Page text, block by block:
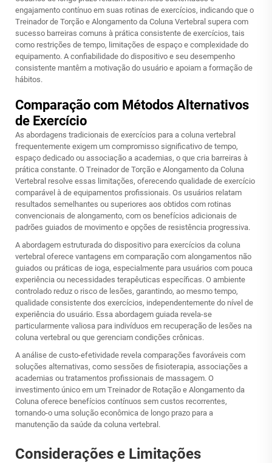
engajamento contínuo em suas rotinas de exercícios, indicando que o
Treinador de Torção e Alongamento da Coluna Vertebral supera com
sucesso barreiras comuns à prática consistente de exercícios, tais
como restrições de tempo, limitações de espaço e complexidade do
equipamento. A confiabilidade do dispositivo e seu desempenho
consistente mantêm a motivação do usuário e apoiam a formação de
hábitos.
Comparação com Métodos Alternativos
de Exercício
As abordagens tradicionais de exercícios para a coluna vertebral
frequentemente exigem um compromisso significativo de tempo,
espaço dedicado ou associação a academias, o que cria barreiras à
prática constante. O Treinador de Torção e Alongamento da Coluna
Vertebral resolve essas limitações, oferecendo qualidade de exercício
comparável à de equipamentos profissionais. Os usuários relatam
resultados semelhantes ou superiores aos obtidos com rotinas
convencionais de alongamento, com os benefícios adicionais de
padrões guiados de movimento e opções de resistência progressiva.
A abordagem estruturada do dispositivo para exercícios da coluna
vertebral oferece vantagens em comparação com alongamentos não
guiados ou práticas de ioga, especialmente para usuários com pouca
experiência ou necessidades terapêuticas específicas. O ambiente
controlado reduz o risco de lesões, garantindo, ao mesmo tempo,
qualidade consistente dos exercícios, independentemente do nível de
experiência do usuário. Essa abordagem guiada revela-se
particularmente valiosa para indivíduos em recuperação de lesões na
coluna vertebral ou que gerenciam condições crônicas.
A análise de custo-efetividade revela comparações favoráveis com
soluções alternativas, como sessões de fisioterapia, associações a
academias ou tratamentos profissionais de massagem. O
investimento único em um Treinador de Rotação e Alongamento da
Coluna oferece benefícios contínuos sem custos recorrentes,
tornando-o uma solução econômica de longo prazo para a
manutenção da saúde da coluna vertebral.
Considerações e Limitações